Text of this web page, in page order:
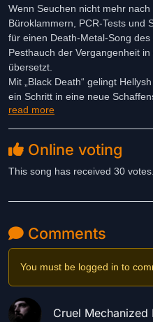
Wenn Seuchen nicht mehr
Büroklammern, PCR-Tests und
für einen Death-Metal-Song
Pesthauch der Vergangenheit
übersetzt.
Mit „Black Death“ gelingt
ein Schritt in eine neue
detailreicher, düsterer.
read more
Online voting
This song has received 30 votes.
Comments
You must be logged in to
Cruel Mechanized